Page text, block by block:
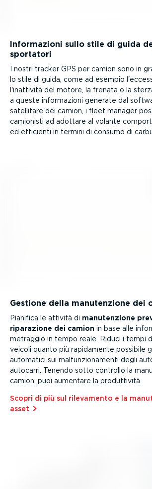
Infor­ma­zioni sullo stile di guida
spor­tatori
I nostri tracker GPS per camion sono in
lo stile di guida, come ad esempio
l'inattività del motore, la frenata o la
a queste infor­ma­zioni generate dal
satellitare dei camion, i fleet manager
camionisti ad adottare al volante
ed efficienti in termini di consumo di
Gestione della manuten­zione dei
Pianifica le attività di manuten­zione
riparazione dei camion in base alle
me­traggio in tempo reale. Riduci i tempi
veicoli quanto più rapidamente possibile
automatici sui malfun­zio­na­menti degli
autocarri. Tenendo sotto controllo la
camion, puoi aumentare la produt­tività.
Scopri di più sul rilevamento e la
asset⁠